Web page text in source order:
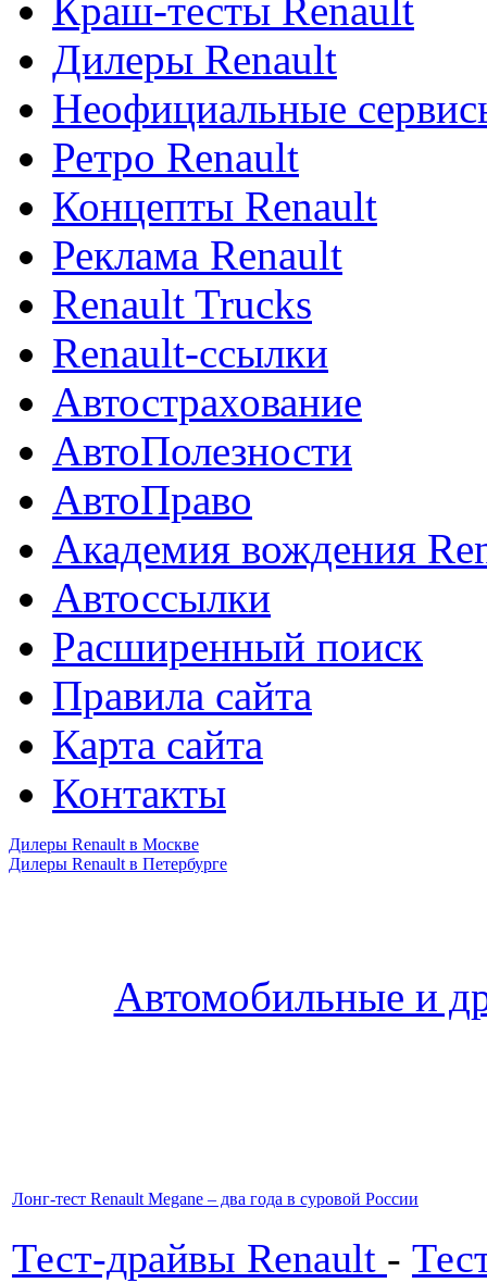
Краш-тесты Renault
Дилеры Renault
Неофициальные
Ретро Renault
Концепты Renault
Реклама Renault
Renault Trucks
Renault-ссылки
Автострахование
АвтоПолезности
АвтоПраво
Академия вождения
Автоссылки
Расширенный поиск
Правила сайта
Карта сайта
Контакты
Дилеры Renault в Москве
Дилеры Renault в Петербурге
Автомобильные и
Лонг-тест Renault Megane – два года в суровой России
Тест-драйвы Renault -